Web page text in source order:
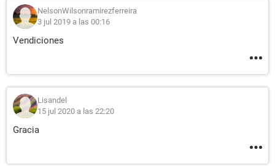
NelsonWilsonramirezferreira
3 jul 2019 a las 00:16
Vendiciones
Lisandel
15 jul 2020 a las 22:20
Gracia